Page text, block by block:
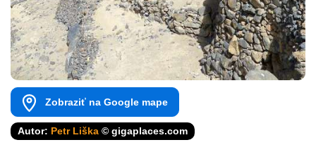
Zobraziť na Google mape
Autor: Petr Liška © gigaplaces.com